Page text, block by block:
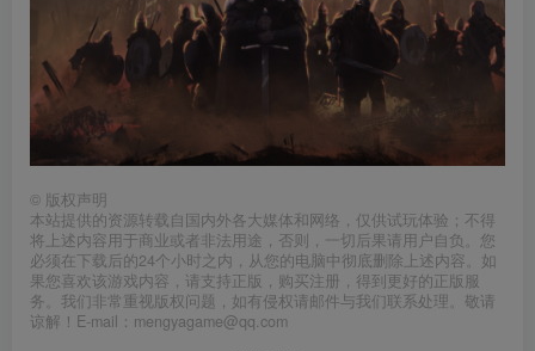
© 版权声明
本站提供的资源转载自国内外各大媒体和网络，仅供试玩体验；不得
将上述内容用于商业或者非法用途，否则，一切后果请用户自负。您
必须在下载后的24个小时之内，从您的电脑中彻底删除上述内容。如
果您喜欢该游戏内容，请支持正版，购买注册，得到更好的正版服
务。我们非常重视版权问题，如有侵权请邮件与我们联系处理。敬请
谅解！E-mail：mengyagame@qq.com